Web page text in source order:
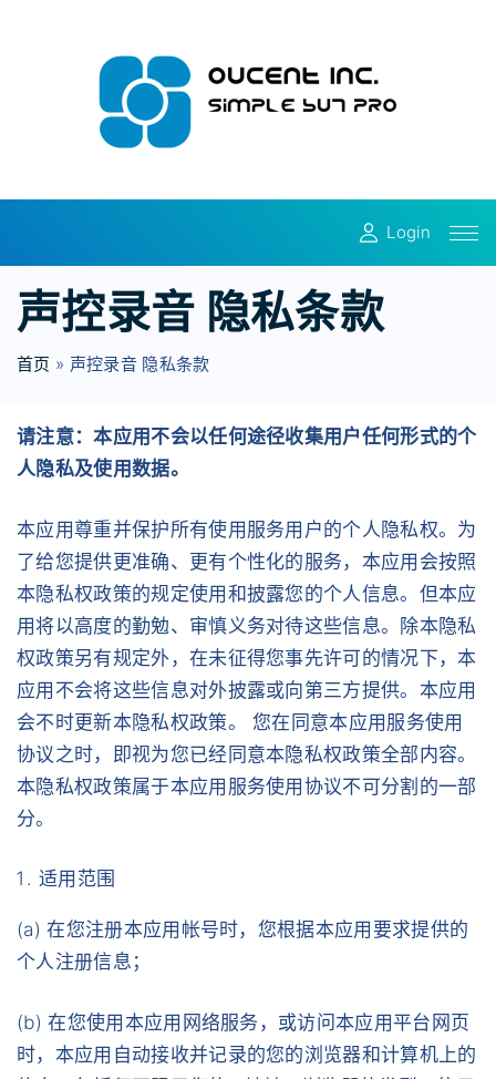
Login
声控录音 隐私条款
首页 » 声控录音 隐私条款
请注意：本应用不会以任何途径收集用户任何形式的个
人隐私及使用数据。
本应用尊重并保护所有使用服务用户的个人隐私权。为
了给您提供更准确、更有个性化的服务，本应用会按照
本隐私权政策的规定使用和披露您的个人信息。但本应
用将以高度的勤勉、审慎义务对待这些信息。除本隐私
权政策另有规定外，在未征得您事先许可的情况下，本
应用不会将这些信息对外披露或向第三方提供。本应用
会不时更新本隐私权政策。 您在同意本应用服务使用
协议之时，即视为您已经同意本隐私权政策全部内容。
本隐私权政策属于本应用服务使用协议不可分割的一部
分。
适用范围
(a) 在您注册本应用帐号时，您根据本应用要求提供的
个人注册信息；
(b) 在您使用本应用网络服务，或访问本应用平台网页
时，本应用自动接收并记录的您的浏览器和计算机上的